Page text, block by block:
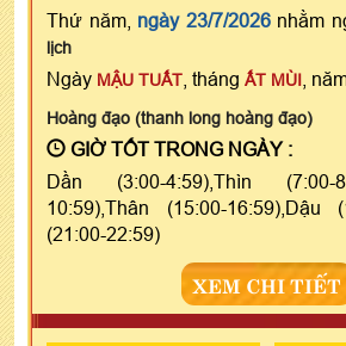
Thứ năm, ngày 23/7/2026nhằm
lịch
Ngày MẬU TUẤT , tháng ẤT MÙI ,
Hoàng đạo (thanh long hoàng đạo)
GIỜ TỐT TRONG NGÀY :
Dần (3:00-4:59),Thìn (7:00-
10:59),Thân (15:00-16:59),Dậu
(21:00-22:59)
XEM CHI TIẾT